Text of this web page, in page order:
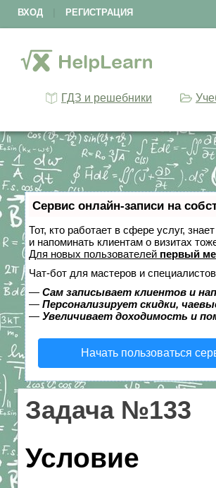
ВХОД РЕГИСТРАЦИЯ
ГДЗ и решебники
Сервис онлайн-записи на
Тот, кто работает в сфере услуг,
и напоминать клиентам о визитах
Для новых пользователей первый
Чат-бот для мастеров и
— Сам записывает клиентов и
— Персонализирует скидки,
— Увеличивает доходимость и
Начать пользоваться
Задача №133
Условие